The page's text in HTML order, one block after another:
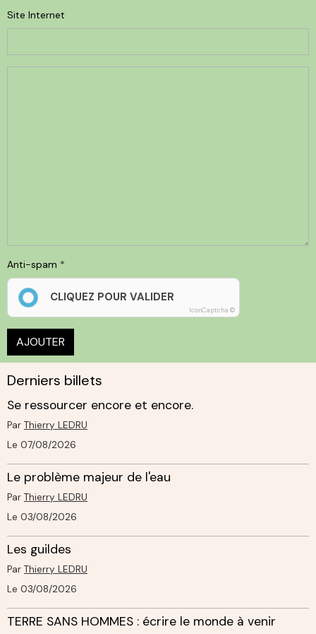
Site Internet
Anti-spam
CLIQUEZ POUR VALIDER
IconCaptcha ©
AJOUTER
Derniers billets
Se ressourcer encore et encore.
Par Thierry LEDRU
Le 07/08/2026
Le problème majeur de l'eau
Par Thierry LEDRU
Le 03/08/2026
Les guildes
Par Thierry LEDRU
Le 03/08/2026
TERRE SANS HOMMES : écrire le monde à venir